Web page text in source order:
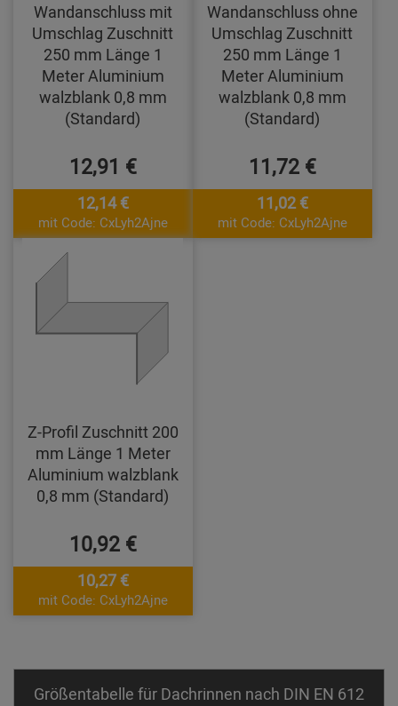
Wandanschluss mit
Umschlag Zuschnitt
250 mm Länge 1
Meter Aluminium
walzblank 0,8 mm
(Standard)
12,91 €
12,14 €
mit Code: CxLyh2Ajne
Wandanschluss ohne
Umschlag Zuschnitt
250 mm Länge 1
Meter Aluminium
walzblank 0,8 mm
(Standard)
11,72 €
11,02 €
mit Code: CxLyh2Ajne
Z-Profil Zuschnitt 200
mm Länge 1 Meter
Aluminium walzblank
0,8 mm (Standard)
10,92 €
10,27 €
mit Code: CxLyh2Ajne
Größentabelle für Dachrinnen nach DIN EN 612